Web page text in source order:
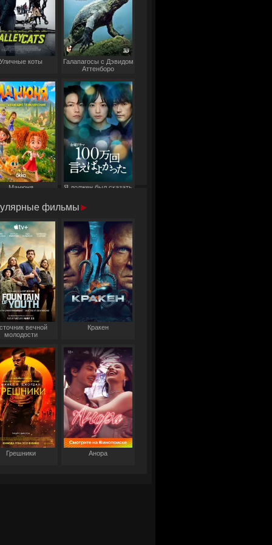
Уличные коты
Галапагосы с Дэвидом
Аттенборо
Манюня
Я должен был сказать
фильмы
вечной
молодости
Кракен
Грешники Анора